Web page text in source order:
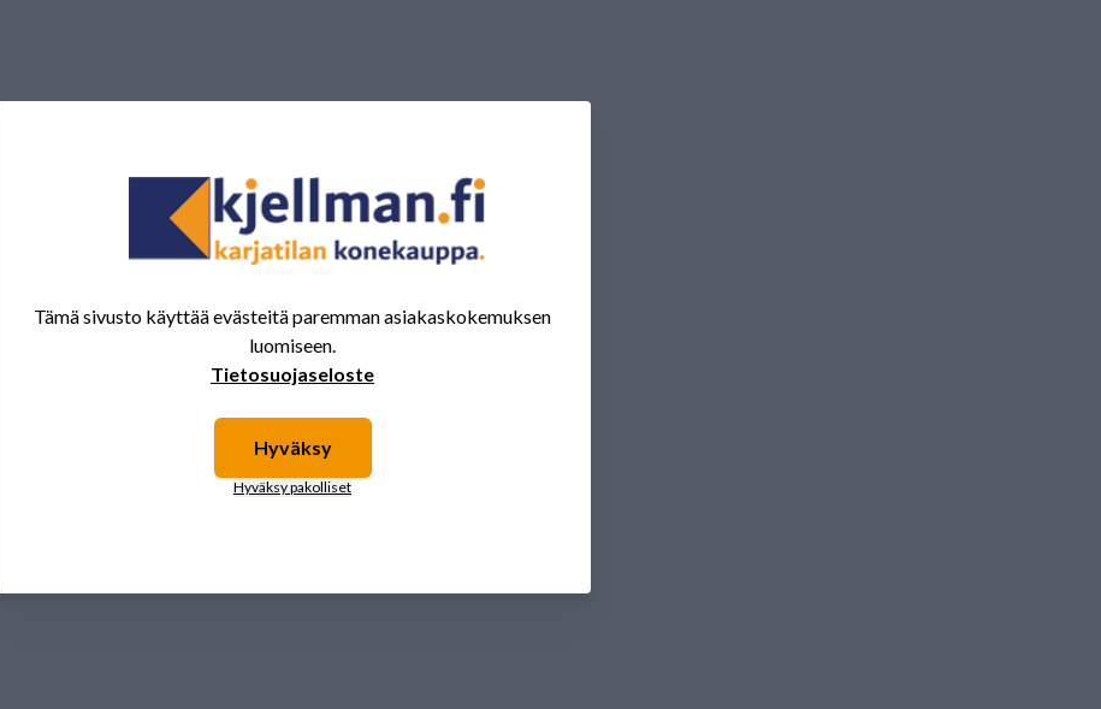
Tämä sivusto käyttää evästeitä paremman asiakaskokemuksen
luomiseen.
Tietosuojaseloste
Hyväksy
Hyväksy pakolliset